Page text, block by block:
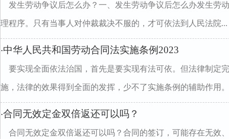
发生劳动争议后怎么办？一、发生劳动争议后怎么办发生劳
理程序。只有当事人对仲裁裁决不服的，才可依法到人民法院...
·中华人民共和国劳动合同法实施条例2023
要实现全面依法治国，首先是要实现有法可依。但法律制定
施，法律的效果得到全面的发挥，少不了实施条例的辅助作用
·合同无效定金双倍返还可以吗？
合同无效定金双倍返还可以吗？合同的签订，可能存在无效